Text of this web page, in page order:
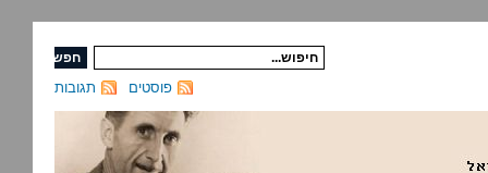
תגובות פוסטים